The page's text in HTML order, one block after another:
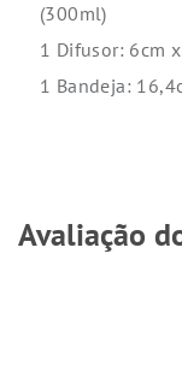
(300ml)
1 Difusor: 6cm
1 Bandeja:
Avaliação